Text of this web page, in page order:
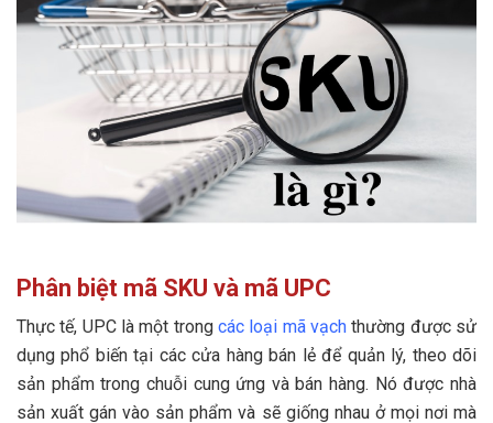
Phân biệt mã SKU và mã UPC
Thực tế, UPC là một trong các loại mã vạch thường được sử
dụng phổ biến tại các cửa hàng bán lẻ để quản lý, theo dõi
sản phẩm trong chuỗi cung ứng và bán hàng. Nó được nhà
sản xuất gán vào sản phẩm và sẽ giống nhau ở mọi nơi mà